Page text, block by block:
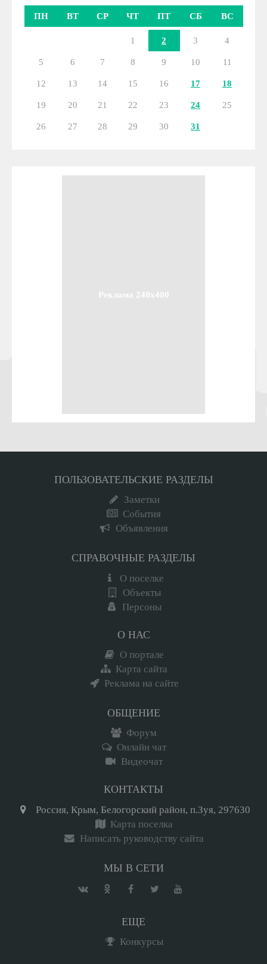
ПН ВТ СР ЧТ ПТ СБ ВС
1 2 3 4
5 6 7 8 9 10 11
12 13 14 15 16 17 18
19 20 21 22 23 24 25
26 27 28 29 30 31
Реклама 240x400
ПОЛЬЗОВАТЕЛЬСКИЕ РАЗДЕЛЫ
Заметки
События
Объявления
СПРАВОЧНЫЕ РАЗДЕЛЫ
О поселке
Объекты
Персоны
О НАС
О портале
Карта сайта
Реклама на сайте
ОБЩЕНИЕ
Форум
Онлайн чат
Видеочат
КОНТАКТЫ
Россия, Крым, Белогорский район, п.Зуя, 297630
Карта поселка
Написать руководству сайта
МЫ В СЕТИ
ЕЩЕ
Конкурсы